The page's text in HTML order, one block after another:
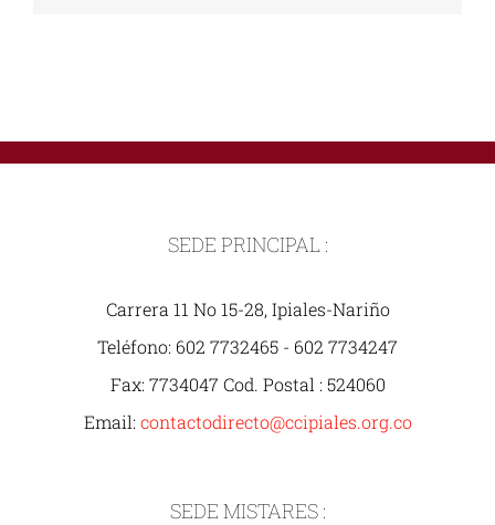
SEDE PRINCIPAL :
Carrera 11 No 15-28, Ipiales-Nariño
Teléfono: 602 7732465 - 602 7734247
Fax: 7734047 Cod. Postal : 524060
Email: contactodirecto@ccipiales.org.co
SEDE MISTARES :